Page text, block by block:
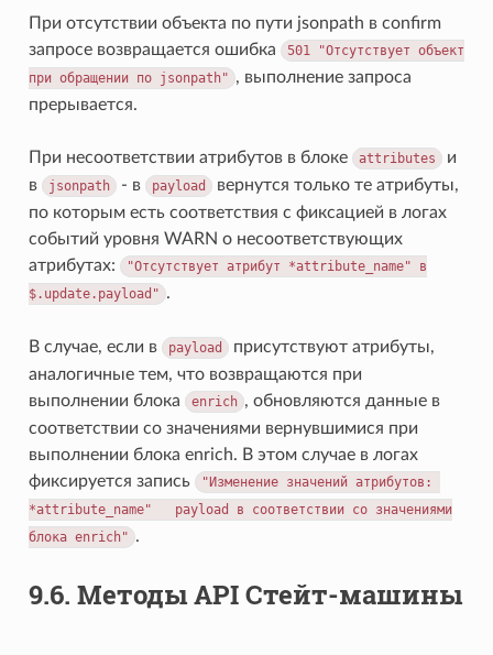
При отсутствии объекта по пути jsonpath в confirm
запросе возвращается ошибка
501 "Отсутствует объект
при обращении по jsonpath" , выполнение запроса
прерывается.
При несоответствии атрибутов в блоке attributes и
в
jsonpath - в payload вернутся только те атрибуты,
по которым есть соответствия с фиксацией в логах
событий уровня WARN о несоответствующих
атрибутах:
"Отсутствует атрибут *attribute_name"
в
$.update.payload" .
В случае, если в payload присутствуют атрибуты,
аналогичные тем, что возвращаются при
выполнении блока
enrich , обновляются данные в
соответствии со значениями вернувшимися при
выполнении блока enrich. В этом случае в логах
фиксируется запись
"Изменение значений атрибутов:
*attribute_name"
payload в соответствии со значениями
блока enrich" .
9.6. Методы API Стейт-машины